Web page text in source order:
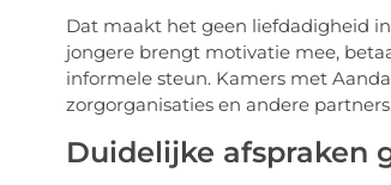
Dat maakt het geen liefdadigheid
jongere brengt motivatie mee,
informele steun. Kamers met
zorgorganisaties en andere
Duidelijke afspraken